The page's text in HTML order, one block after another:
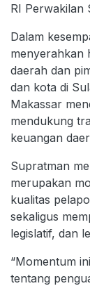
RI Perwakilan
Dalam
menyerahkan
daerah dan
dan kota di
Makassar
mendukung
keuangan
Supratman
merupakan
kualitas
sekaligus
legislatif, dan
“Momentum
tentang